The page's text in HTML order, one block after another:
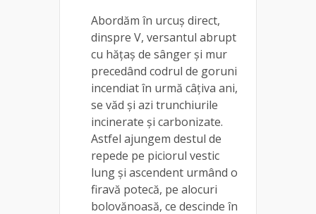
Abordăm în urcuș direct,
dinspre V, versantul abrupt
cu hăţaş de sânger şi mur
precedând codrul de goruni
incendiat în urmă câțiva ani,
se văd și azi trunchiurile
incinerate și carbonizate.
Astfel ajungem destul de
repede pe piciorul vestic
lung şi ascendent urmând o
firavă potecă, pe alocuri
bolovănoasă, ce descinde în